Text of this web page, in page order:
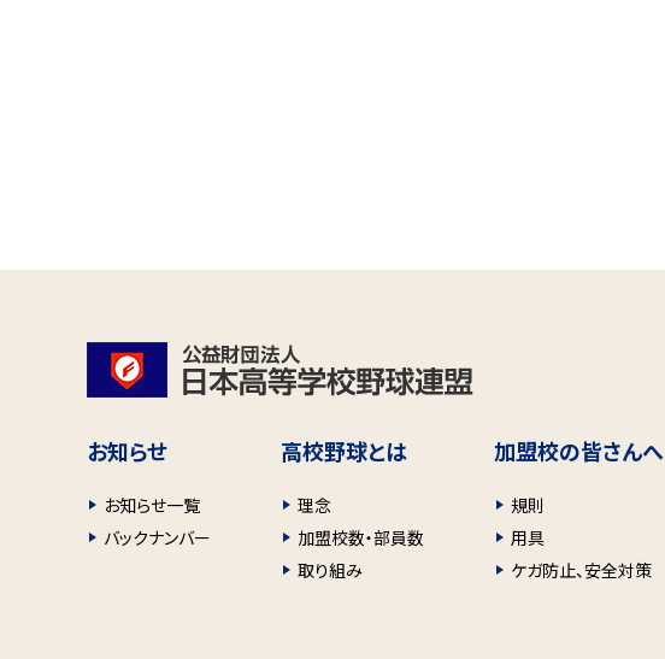
お知らせ
お知らせ一覧
バックナンバー
高校野球とは
理念
加盟校数・部員数
取り組み
加盟校の皆さんへ
規則
用具
ケガ防止、安全対策